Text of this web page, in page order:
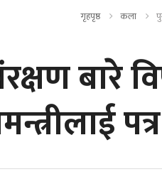
गृहपृष्ठ कला
बारे
पत्र